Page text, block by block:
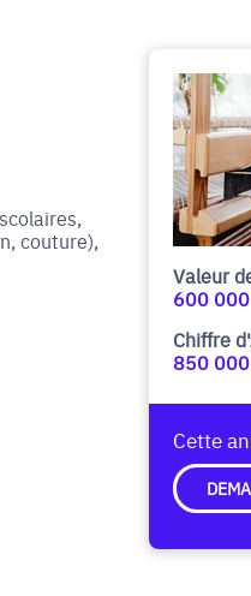
couture),
Valeur
600
Chiffre
850
Cette